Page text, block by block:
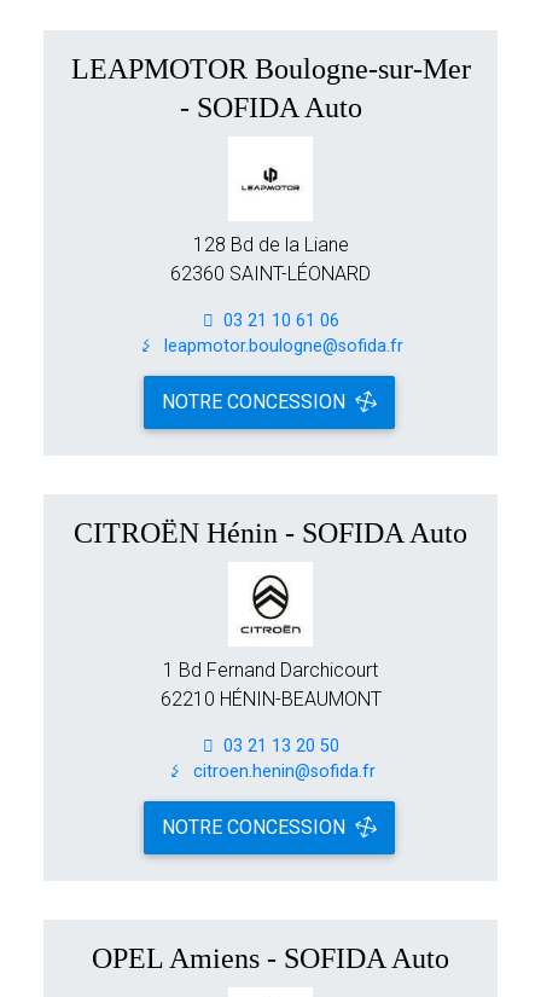
LEAPMOTOR Boulogne-sur-Mer
- SOFIDA Auto
128 Bd de la Liane
62360 SAINT-LÉONARD
03 21 10 61 06
leapmotor.boulogne@sofida.fr
NOTRE CONCESSION
CITROËN Hénin - SOFIDA Auto
1 Bd Fernand Darchicourt
62210 HÉNIN-BEAUMONT
03 21 13 20 50
citroen.henin@sofida.fr
NOTRE CONCESSION
OPEL Amiens - SOFIDA Auto